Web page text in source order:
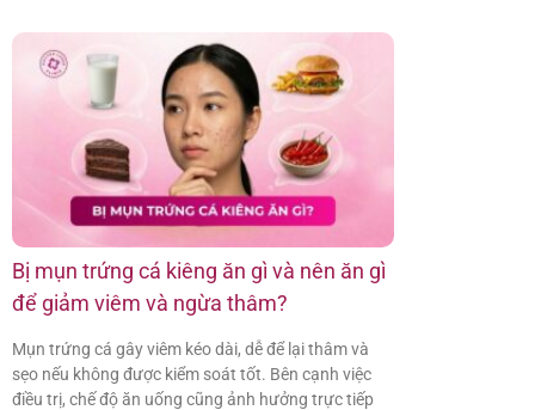
Bị mụn trứng cá kiêng ăn gì và nên ăn gì
để giảm viêm và ngừa thâm?
Mụn trứng cá gây viêm kéo dài, dễ để lại thâm và
sẹo nếu không được kiểm soát tốt. Bên cạnh việc
điều trị, chế độ ăn uống cũng ảnh hưởng trực tiếp